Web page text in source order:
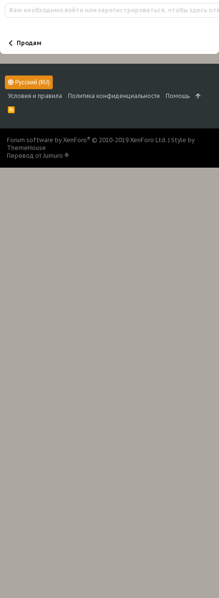
Вам необходимо войти или зарегистрироваться, чтобы здесь
Продам
Русский (RU)
Условия и правила
Политика конфиденциальности Помощь
R
Forum software by XenForo® © 2010-2019 XenForo Ltd. | Style by
ThemeHouse
Перевод от Jumuro ®